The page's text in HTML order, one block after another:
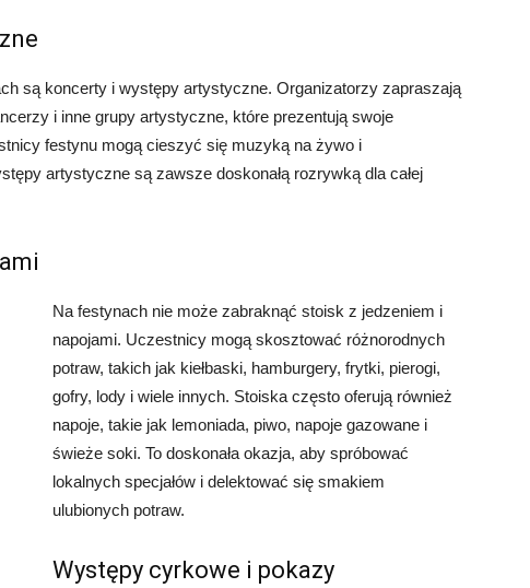
są koncerty i występy artystyczne. Organizatorzy zapraszają
i inne grupy artystyczne, które prezentują swoje
festynu mogą cieszyć się muzyką na żywo i
artystyczne są zawsze doskonałą rozrywką dla całej
Na festynach nie może zabraknąć stoisk z jedzeniem i
napojami. Uczestnicy mogą skosztować różnorodnych
potraw, takich jak kiełbaski, hamburgery, frytki, pierogi,
gofry, lody i wiele innych. Stoiska często oferują również
napoje, takie jak lemoniada, piwo, napoje gazowane i
świeże soki. To doskonała okazja, aby spróbować
lokalnych specjałów i delektować się smakiem
ulubionych potraw.
Występy cyrkowe i pokazy